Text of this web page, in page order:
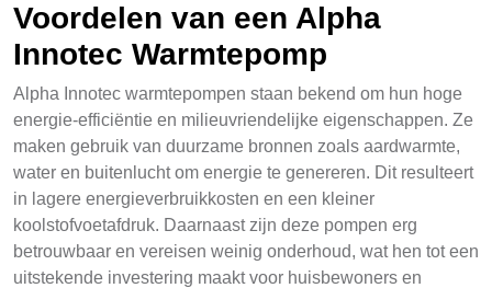
Voordelen van een Alpha
Innotec Warmtepomp
Alpha Innotec warmtepompen staan bekend om hun hoge
energie-efficiëntie en milieuvriendelijke eigenschappen. Ze
maken gebruik van duurzame bronnen zoals aardwarmte,
water en buitenlucht om energie te genereren. Dit resulteert
in lagere energieverbruikkosten en een kleiner
koolstofvoetafdruk. Daarnaast zijn deze pompen erg
betrouwbaar en vereisen weinig onderhoud, wat hen tot een
uitstekende investering maakt voor huisbewoners en